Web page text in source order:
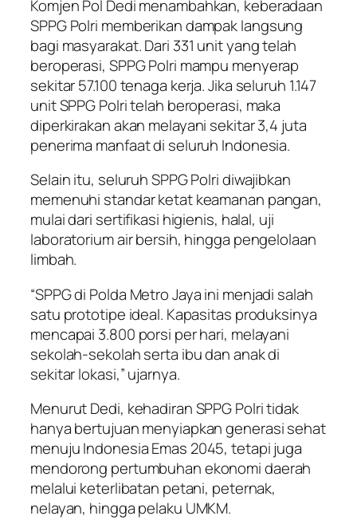
Komjen Pol Dedi menambahkan, keberadaan
SPPG Polri memberikan dampak langsung
bagi masyarakat. Dari 331 unit yang telah
beroperasi, SPPG Polri mampu menyerap
sekitar 57.100 tenaga kerja. Jika seluruh 1.147
unit SPPG Polri telah beroperasi, maka
diperkirakan akan melayani sekitar 3,4 juta
penerima manfaat di seluruh Indonesia.
Selain itu, seluruh SPPG Polri diwajibkan
memenuhi standar ketat keamanan pangan,
mulai dari sertifikasi higienis, halal, uji
laboratorium air bersih, hingga pengelolaan
limbah.
“SPPG di Polda Metro Jaya ini menjadi salah
satu prototipe ideal. Kapasitas produksinya
mencapai 3.800 porsi per hari, melayani
sekolah-sekolah serta ibu dan anak di
sekitar lokasi,” ujarnya.
Menurut Dedi, kehadiran SPPG Polri tidak
hanya bertujuan menyiapkan generasi sehat
menuju Indonesia Emas 2045, tetapi juga
mendorong pertumbuhan ekonomi daerah
melalui keterlibatan petani, peternak,
nelayan, hingga pelaku UMKM.